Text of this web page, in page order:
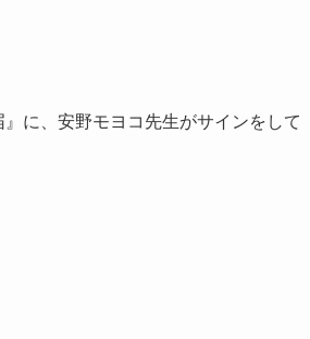
に、安野モヨコ先生がサインをして